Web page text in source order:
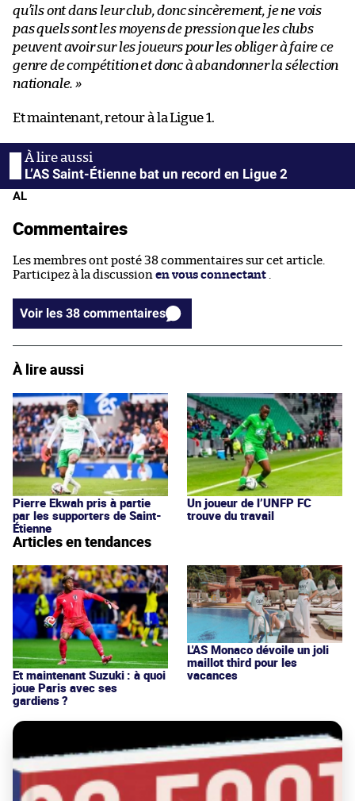
qu’ils ont dans leur club, donc sincèrement, je ne vois
pas quels sont les moyens de pression que les clubs
peuvent avoir sur les joueurs pour les obliger à faire ce
genre de compétition et donc à abandonner la sélection
nationale. »
Et maintenant, retour à la Ligue 1.
L’AS Saint-Étienne bat un record en Ligue 2
AL
Commentaires
Les membres ont posté 38 commentaires sur cet article.
Participez à la discussion en vous connectant
Voir les 38 commentaires
À lire aussi
Pierre Ekwah pris à partie
par les supporters de Saint-
Étienne
Un joueur de l’UNFP FC
trouve du travail
Articles en tendances
Et maintenant Suzuki : à quoi
joue Paris avec ses
gardiens ?
L'AS Monaco dévoile un joli
maillot third pour les
vacances